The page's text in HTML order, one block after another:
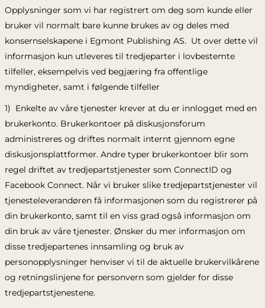
Opplysninger som vi har registrert om deg som kunde eller
bruker vil normalt bare kunne brukes av og deles med
konsernselskapene i Egmont Publishing AS. Ut over dette vil
informasjon kun utleveres til tredjeparter i lovbestemte
tilfeller, eksempelvis ved begjæring fra offentlige
myndigheter, samt i følgende tilfeller
1) Enkelte av våre tjenester krever at du er innlogget med en
brukerkonto. Brukerkontoer på diskusjonsforum
administreres og driftes normalt internt gjennom egne
diskusjonsplattformer. Andre typer brukerkontoer blir som
regel driftet av tredjepartstjenester som ConnectID og
Facebook Connect. Når vi bruker slike tredjepartstjenester vil
tjenesteleverandøren få informasjonen som du registrerer på
din brukerkonto, samt til en viss grad også informasjon om
din bruk av våre tjenester. Ønsker du mer informasjon om
disse tredjepartenes innsamling og bruk av
personopplysninger henviser vi til de aktuelle brukervilkårene
og retningslinjene for personvern som gjelder for disse
tredjepartstjenestene.